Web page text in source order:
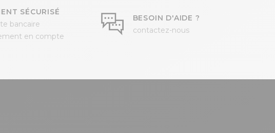
SÉCURISÉ
bancaire
en compte
BESOIN D'AIDE ?
contactez-nous